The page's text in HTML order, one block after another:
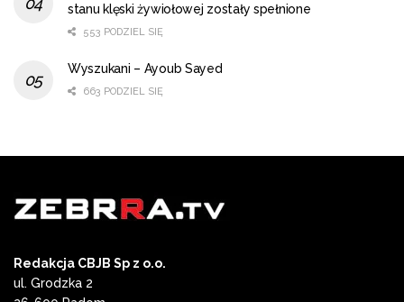
stanu klęski żywiołowej zostały spełnione
553 PODZIEL SIĘ
Wyszukani – Ayoub Sayed
663 PODZIEL SIĘ
Redakcja CBJB Sp z o.o.
ul. Grodzka 2